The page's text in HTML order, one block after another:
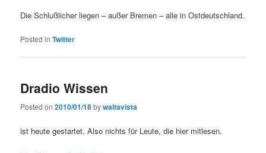
Die Schlußlicher liegen – außer Bremen – alle in Ostdeutschland.
Posted in Twitter
Dradio Wissen
Posted on2010/01/18bywaltavista
ist heute gestartet. Also nichts für Leute, die hier mitlesen.